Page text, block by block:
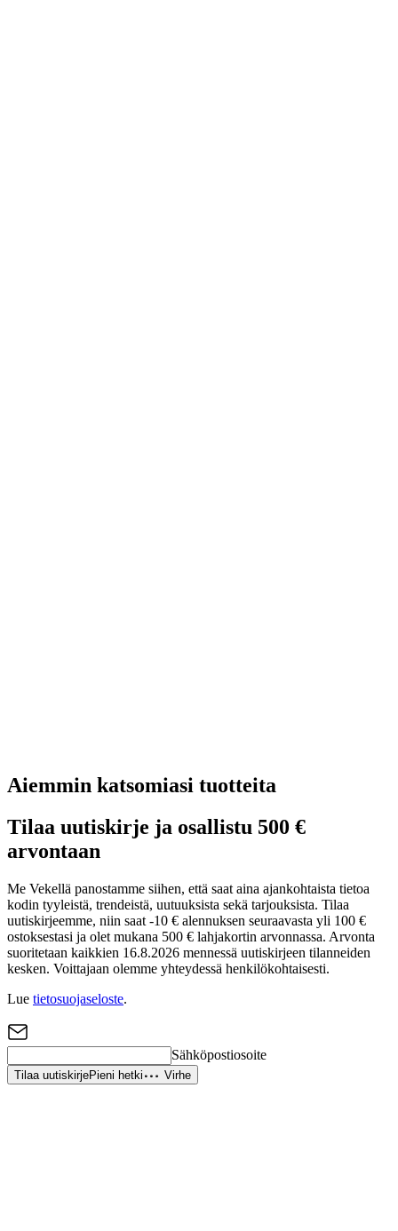
Aiemmin katsomiasi tuotteita
Tilaa uutiskirje ja osallistu 500 €
arvontaan
Me Vekellä panostamme siihen, että saat aina ajankohtaista tietoa
kodin tyyleistä, trendeistä, uutuuksista sekä tarjouksista. Tilaa
uutiskirjeemme, niin saat -10 € alennuksen seuraavasta yli 100 €
ostoksestasi ja olet mukana 500 € lahjakortin arvonnassa. Arvonta
suoritetaan kaikkien 16.8.2026 mennessä uutiskirjeen tilanneiden
kesken. Voittajaan olemme yhteydessä henkilökohtaisesti.
Lue tietosuojaseloste.
Sähköpostiosoite
Tilaa uutiskirjePieni hetki Virhe